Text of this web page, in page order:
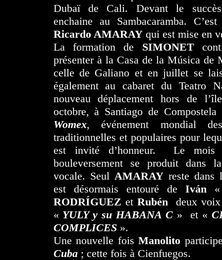
Dubaï de Cali. Devant le
enchaine au Sambacaramba.
Ricardo AMARAYqui est mise en
La formation de SIMONET
présenter à la Casa de la Música de
celle de Galiano et en juillet se
également au cabaret du Teatro
nouveau déplacement hors de
octobre, à Santiago de
Womex, événement mondial
traditionnelles et populaires pour
est invité d’honneur. Le mois
bouleversement se produit dans
vocale. Seul AMARAYreste dans
est désormais entouré deIván
RODRÍGUEZ et Rubéndeux voix
« YULY y su HABANA C » et «
COMPLICES».
Une nouvelle foisManolito
Cuba; cette fois à Cienfuegos.